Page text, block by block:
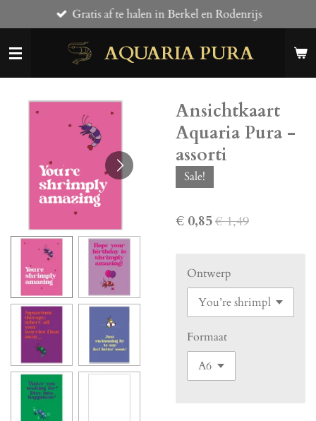
direct
naar
AQUARIA PURA
Gratis af te halen in Berkel en Rodenrijs
Ansichtkaart
Aquaria Pura -
assorti
Sale!
€ 0,85€ 1,49
Ontwerp
Formaat